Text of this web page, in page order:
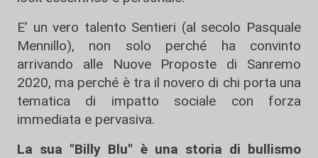
E’ un vero talento Sentieri (al secolo Pasquale
Mennillo), non solo perché ha convinto
arrivando alle Nuove Proposte di Sanremo
2020, ma perché è tra il novero di chi porta una
tematica di impatto sociale con forza
immediata e pervasiva.
La sua "Billy Blu" è una storia di bullismo